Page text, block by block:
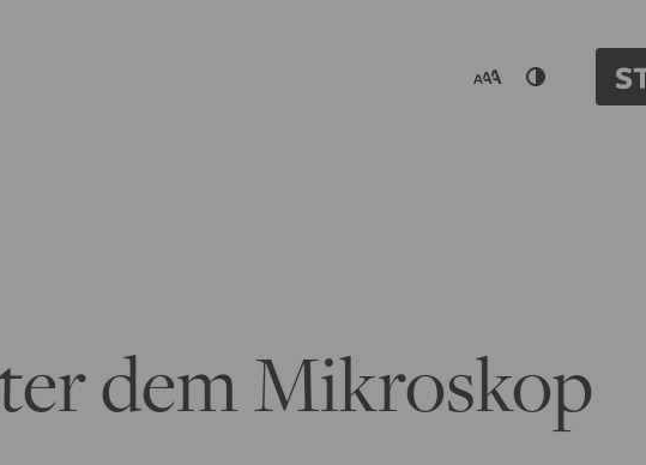
dem Mikroskop